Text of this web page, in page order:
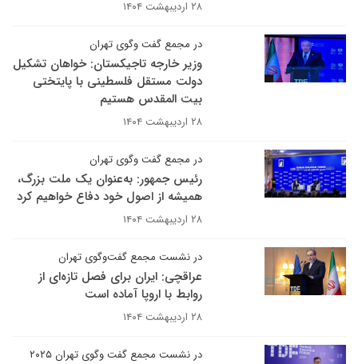
۲۸ اردیبهشت ۱۴۰۴
در مجمع گفت وگوی تهران
وزیر خارجه تاجیکستان: خواهان تشکیل
دولت مستقل فلسطینی با پایتختی
بیت المقدس هستیم‌
۲۸ اردیبهشت ۱۴۰۴
در مجمع گفت وگوی تهران
رئیس جمهور: به‌عنوان یک ملت بزرگ،
همیشه از اصول خود دفاع خواهیم کرد
۲۸ اردیبهشت ۱۴۰۴
در نشست مجمع گفت‌وگوی تهران
عراقچی: ایران برای فصل تازه‌ای از
روابط با اروپا آماده است
۲۸ اردیبهشت ۱۴۰۴
در نشست مجمع گفت وگوی تهران ۲۰۲۵